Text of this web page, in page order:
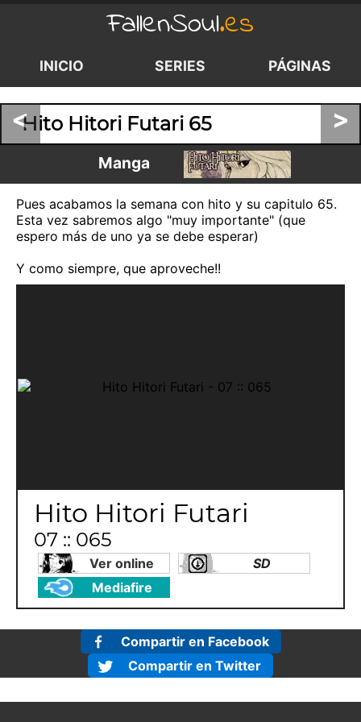
FallenSoul.es
INICIO SERIES PÁGINAS
< >
Hito Hitori Futari 65
Manga
Pues acabamos la semana con hito y su capitulo 65.
Esta vez sabremos algo "muy importante" (que
espero más de uno ya se debe esperar)
Y como siempre, que aproveche!!
Hito Hitori Futari
07 :: 065
Ver online
SD
Mediafire
Compartir en Facebook
Compartir en Twitter